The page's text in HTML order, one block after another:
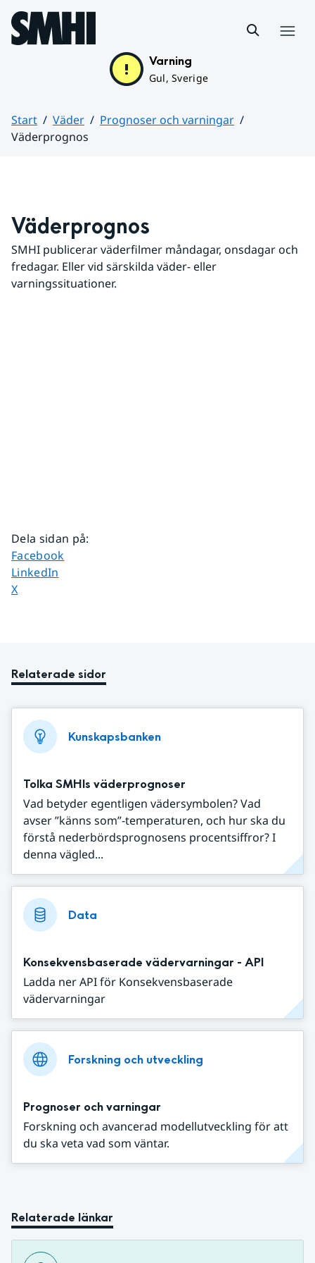
Hoppa till sidans innehåll
Varning
Gul, Sverige
Start Väder
Prognoser och varningar
Väderprognos
Väderprognos
SMHI publicerar väderfilmer måndagar, onsdagar och
fredagar. Eller vid särskilda väder- eller
varningssituationer.
Dela sidan på:
Dela sidan på
Facebook
Dela sidan på
LinkedIn
Dela sidan på
X
Relaterade sidor
Kunskapsbanken
Tolka SMHIs väderprognoser
Vad betyder egentligen vädersymbolen? Vad
avser ”känns som”-temperaturen, och hur ska du
förstå nederbördsprognosens procentsiffror? I
denna vägled...
Data
Konsekvensbaserade vädervarningar - API
Ladda ner API för Konsekvensbaserade
vädervarningar
Forskning och utveckling
Prognoser och varningar
Forskning och avancerad modellutveckling för att
du ska veta vad som väntar.
Relaterade länkar